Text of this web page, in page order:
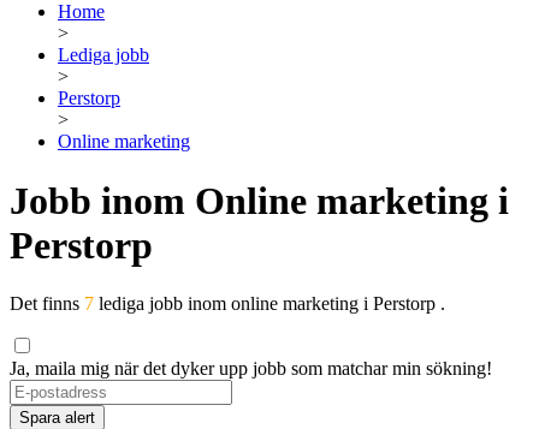
Home
>
Lediga jobb
>
Perstorp
>
Online marketing
Jobb inom Online marketing i
Perstorp
Det finns 7 lediga jobb inom online marketing i Perstorp .
Ja, maila mig när det dyker upp jobb som matchar min sökning!
Spara alert